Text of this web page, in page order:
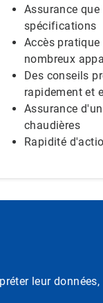
Assurance
spécifications
Accès
nombreux
Des conseils
rapidement et
Assurance
chaudières
Rapidité
leur données,